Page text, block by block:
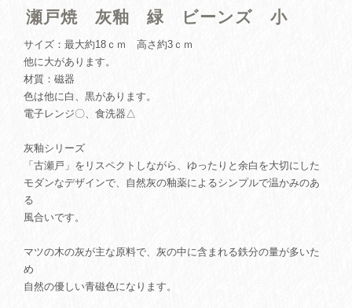
瀬戸焼 灰釉 緑 ビーンズ 小
サイズ：最大約18ｃｍ 高さ約3ｃｍ
他に大があります。
材質：磁器
色は他に白、黒があります。
電子レンジ〇、食洗器△
灰釉シリーズ
「古瀬戸」をリスペクトしながら、ゆったりと余白を大切にした
モダンなデザインで、自然灰の釉薬によるシンプルで温かみのあ
る
風合いです。
マツの木の灰が主な原料で、灰の中に含まれる鉄分の量が多いた
め
自然の優しい青磁色になります。